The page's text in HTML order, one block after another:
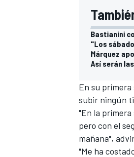
Bastianini
"Los
Márquez
Así serán
En su
subir ningún
"En la primera
pero con el
mañana",
"Me ha